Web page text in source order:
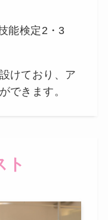
能検定2・3
けており、ア
できます。
ト